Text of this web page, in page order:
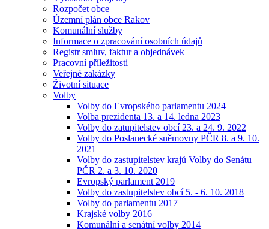
Rozpočet obce
Územní plán obce Rakov
Komunální služby
Informace o zpracování osobních údajů
Registr smluv, faktur a objednávek
Pracovní příležitosti
Veřejné zakázky
Životní situace
Volby
Volby do Evropského parlamentu 2024
Volba prezidenta 13. a 14. ledna 2023
Volby do zatupitelstev obcí 23. a 24. 9. 2022
Volby do Poslanecké sněmovny PČR 8. a 9. 10.
2021
Volby do zastupitelstev krajů Volby do Senátu
PČR 2. a 3. 10. 2020
Evropský parlament 2019
Volby do zastupitelstev obcí 5. - 6. 10. 2018
Volby do parlamentu 2017
Krajské volby 2016
Komunální a senátní volby 2014